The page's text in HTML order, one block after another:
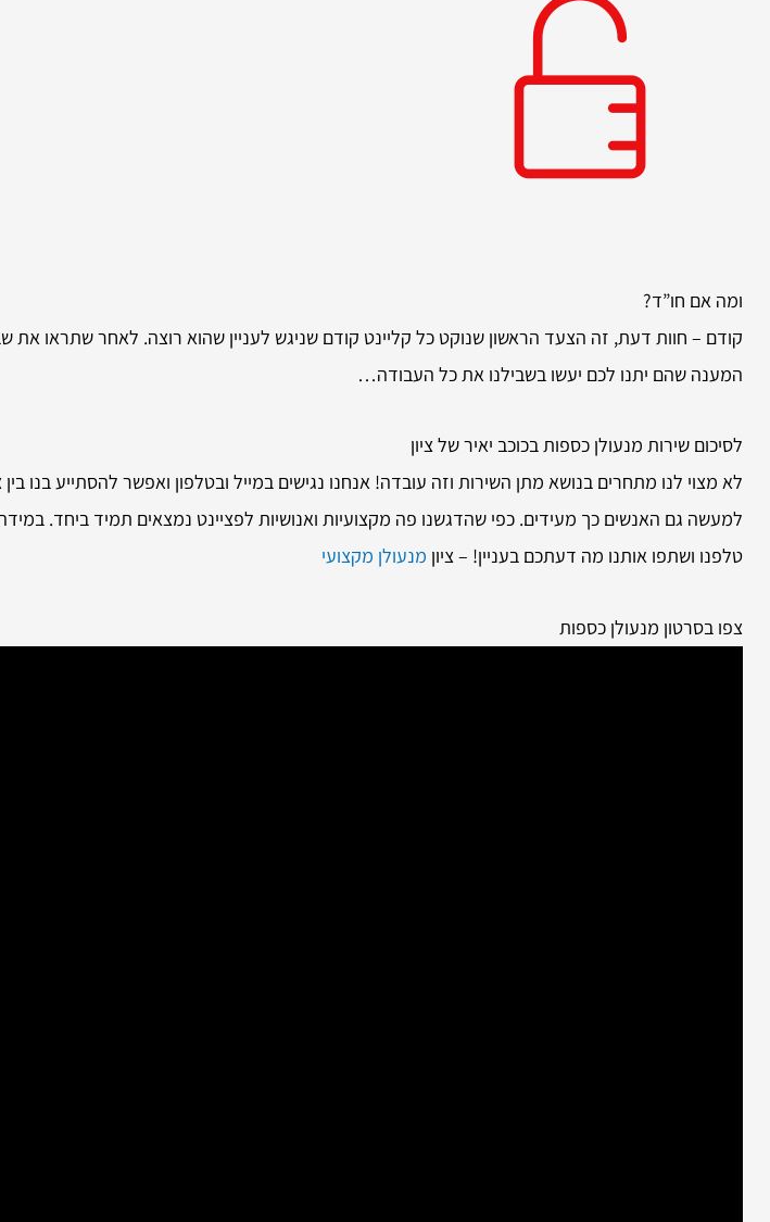
ומה אם חו”ד?
קודם – חוות דעת, זה הצעד הראשון שנוקט כל קליינט קודם שניגש לעניין שהוא רוצה. לאחר שתראו את
המענה שהם יתנו לכם יעשו בשבילנו את כל העבודה…
לסיכום שירות מנעולן כספות בכוכב יאיר של ציון
לא מצוי לנו מתחרים בנושא מתן השירות וזה עובדה! אנחנו נגישים במייל ובטלפון ואפשר להסתייע בנו
למעשה גם האנשים כך מעידים. כפי שהדגשנו פה מקצועיות ואנושיות לפציינט נמצאים תמיד ביחד.
טלפנו ושתפו אותנו מה דעתכם בעניין! – ציון מנעולן מקצועי
צפו בסרטון מנעולן כספות